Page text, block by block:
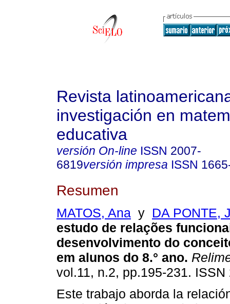
Revista
investigación en
educativa
versión On-line ISSN 2007-
6819versión impresa ISSN
Resumen
MATOS, Ana y DA PONTE,
estudo de relações
desenvolvimento do
em alunos do 8.° ano.
vol.11, n.2, pp.195-231. ISSN
Este trabajo aborda la